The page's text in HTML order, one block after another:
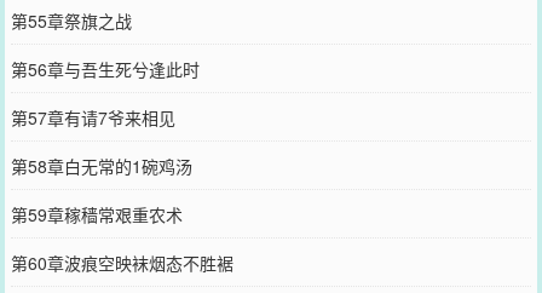
第55章祭旗之战
第56章与吾生死兮逢此时
第57章有请7爷来相见
第58章白无常的1碗鸡汤
第59章稼穑常艰重农术
第60章波痕空映袜烟态不胜裾